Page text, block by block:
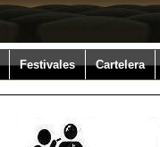
Festivales Cartelera